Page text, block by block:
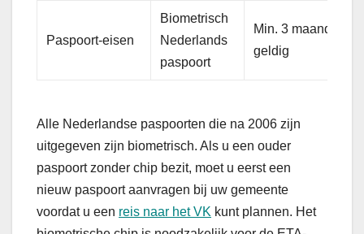
Paspoort-eisen
Biometrisch
Nederlands
paspoort
Min. 3 maanden
geldig
Alle Nederlandse paspoorten die na 2006 zijn
uitgegeven zijn biometrisch. Als u een ouder
paspoort zonder chip bezit, moet u eerst een
nieuw paspoort aanvragen bij uw gemeente
voordat u een reis naar het VK kunt plannen. Het